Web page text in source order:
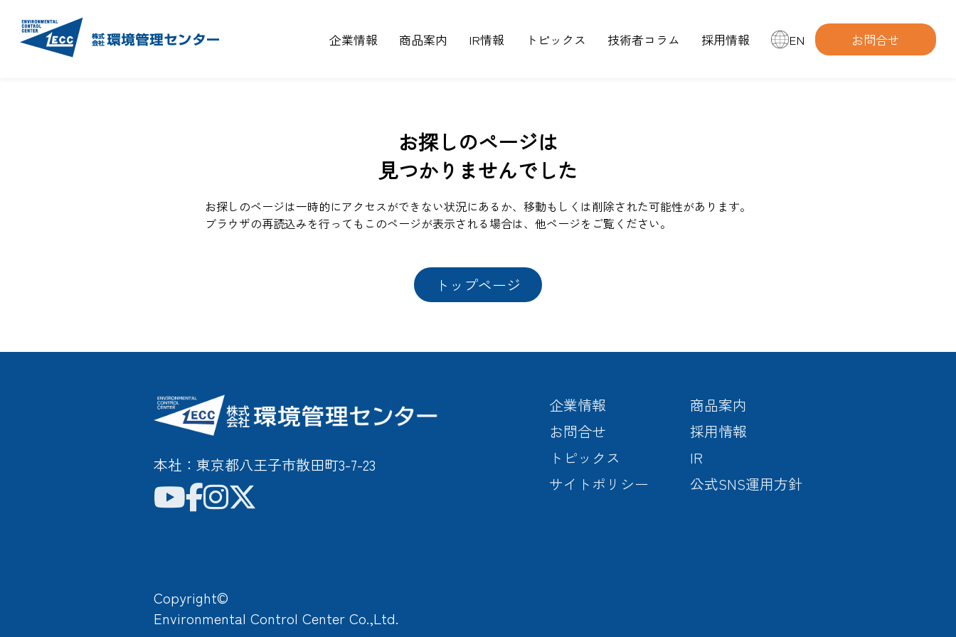
企業情報 商品案内 IR情報 トピックス 技術者コラム 採用情報 EN お問合せ
お探しのページは
見つかりませんでした
お探しのページは一時的にアクセスができない状況にあるか、移動もしくは削除された可能性があります。
ブラウザの再読込みを行ってもこのページが表示される場合は、他ページをご覧ください。
トップページ
本社：東京都八王子市散田町3-7-23
Copyright©
Environmental Control Center Co.,Ltd.
企業情報
商品案内
お問合せ
採用情報
トピックス
IR
サイトポリシー
公式SNS運用方針